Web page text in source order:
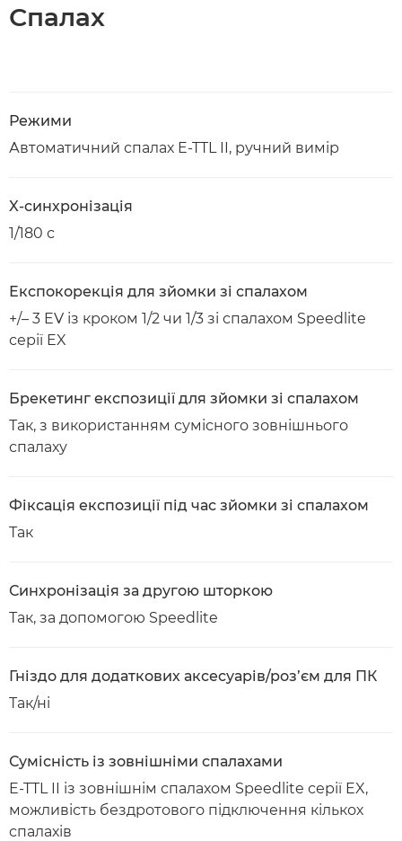
Спалах
Режими
Автоматичний спалах E-TTL II, ручний вимір
X-синхронізація
1/180 с
Експокорекція для зйомки зі спалахом
+/– 3 EV із кроком 1/2 чи 1/3 зі спалахом Speedlite
серії EX
Брекетинг експозиції для зйомки зі спалахом
Так, з використанням сумісного зовнішнього
спалаху
Фіксація експозиції під час зйомки зі спалахом
Так
Синхронізація за другою шторкою
Так, за допомогою Speedlite
Гніздо для додаткових аксесуарів/роз’єм для ПК
Так/ні
Сумісність із зовнішніми спалахами
E-TTL II із зовнішнім спалахом Speedlite серії EX,
можливість бездротового підключення кількох
спалахів